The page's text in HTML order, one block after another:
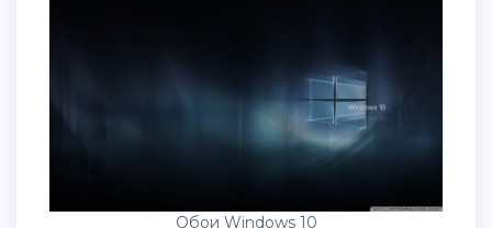
Обои Windows 10